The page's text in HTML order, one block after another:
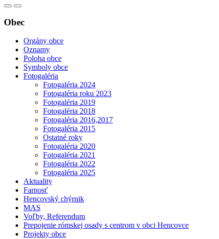
Obec
Orgány obce
Oznamy
Poloha obce
Symboly obce
Fotogaléria
Fotogaléria 2024
Fotogaléria roku 2023
Fotogaléria 2019
Fotogaléria 2018
Fotogaléria 2016,2017
Fotogaléria 2015
Ostatné roky
Fotogaléria 2020
Fotogaléria 2021
Fotogaléria 2022
Fotogaléria 2025
Aktuality
Farnosť
Hencovský chýrnik
MAS
Voľby, Referendum
Prepojenie rómskej osady s centrom v obci Hencovce
Projekty obce